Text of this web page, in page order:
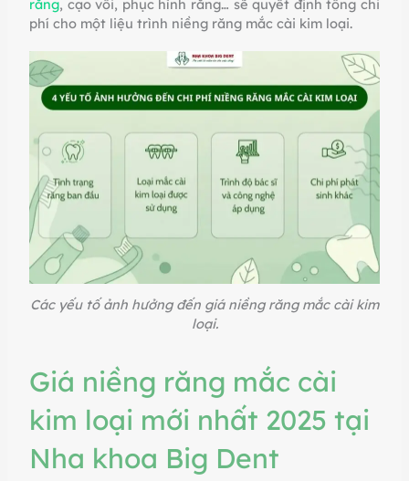
răng, cạo vôi, phục hình răng… sẽ quyết định tổng chi
phí cho một liệu trình niềng răng mắc cài kim loại.
Các yếu tố ảnh hưởng đến giá niềng răng mắc cài kim
loại.
Giá niềng răng mắc cài
kim loại mới nhất 2025 tại
Nha khoa Big Dent